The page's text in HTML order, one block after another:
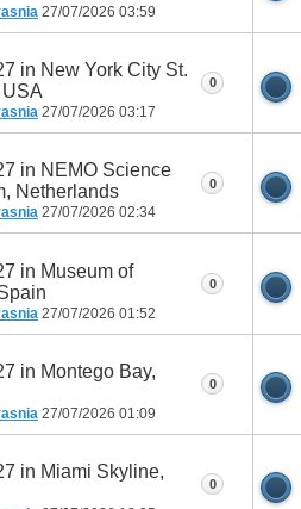
27/07/2026 03:59
in New York City St.
27/07/2026 03:17
0
in NEMO Science
Netherlands
27/07/2026 02:34
0
in Museum of
27/07/2026 01:52
0
in Montego Bay,
27/07/2026 01:09
0
in Miami Skyline,
0